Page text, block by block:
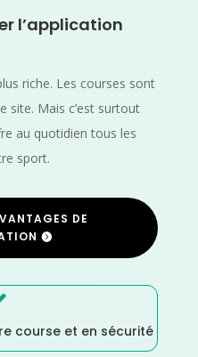
l’application
riche. Les courses sont
site. Mais c’est surtout
au quotidien tous les
sport.
DE
course et en sécurité